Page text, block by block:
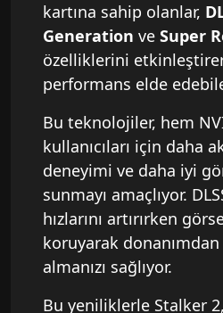
kartına sahip olanlar,
Generation ve Super
özelliklerini
performans elde
Bu teknolojiler, hem
kullanıcıları için daha
deneyimi ve daha iyi
sunmayı amaçlıyor.
hızlarını artırırken
koruyarak
almanızı sağlıyor.
Bu yeniliklerle Stalker